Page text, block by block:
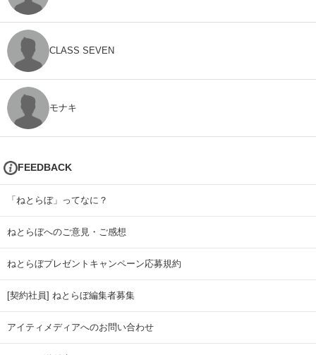
CLASS SEVEN
モナキ
FEEDBACK
「ねとらぼ」ってなに？
ねとらぼへのご意見・ご感想
ねとらぼプレゼントキャンペーン応募規約
[契約社員] ねとらぼ編集者募集
アイティメディアへのお問い合わせ